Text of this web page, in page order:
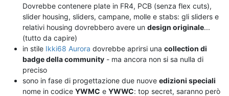
Dovrebbe contenere plate in FR4, PCB (senza flex cuts),
slider housing, sliders, campane, molle e stabs: gli sliders e
relativi housing dovrebbero avere un design originale...
(tutto da capire)
in stile Ikki68 Aurora dovrebbe aprirsi una collection di
badge della community - ma ancora non si sa nulla di
preciso
sono in fase di progettazione due nuove edizioni speciali
nome in codice YWMC e YWWC: top secret, saranno però